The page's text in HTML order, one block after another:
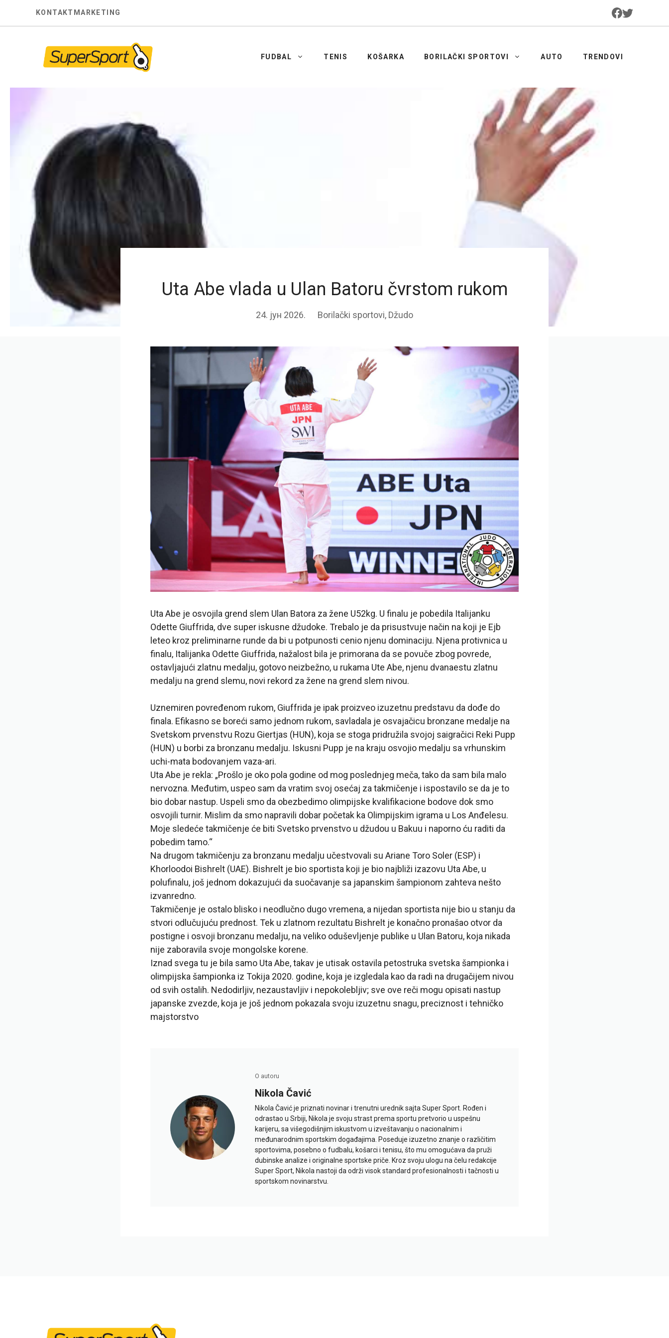
KONTAKT MARKETING
FUDBAL TENIS KOŠARKA BORILAČKI SPORTOVI AUTO TRENDOVI
Uta Abe vlada u Ulan Batoru čvrstom rukom
24. јун 2026. Borilački sportovi, Džudo
Uta Abe je osvojila grend slem Ulan Batora za žene U52kg. U finalu je pobedila Italijanku
Odette Giuffrida, dve super iskusne džudoke. Trebalo je da prisustvuje način na koji je Ejb
leteo kroz preliminarne runde da bi u potpunosti cenio njenu dominaciju. Njena protivnica u
finalu, Italijanka Odette Giuffrida, nažalost bila je primorana da se povuče zbog povrede,
ostavljajući zlatnu medalju, gotovo neizbežno, u rukama Ute Abe, njenu dvanaestu zlatnu
medalju na grend slemu, novi rekord za žene na grend slem nivou.
Uznemiren povređenom rukom, Giuffrida je ipak proizveo izuzetnu predstavu da dođe do
finala. Efikasno se boreći samo jednom rukom, savladala je osvajačicu bronzane medalje na
Svetskom prvenstvu Rozu Giertjas (HUN), koja se stoga pridružila svojoj saigračici Reki Pupp
(HUN) u borbi za bronzanu medalju. Iskusni Pupp je na kraju osvojio medalju sa vrhunskim
uchi-mata bodovanjem vaza-ari.
Uta Abe je rekla: „Prošlo je oko pola godine od mog poslednjeg meča, tako da sam bila malo
nervozna. Međutim, uspeo sam da vratim svoj osećaj za takmičenje i ispostavilo se da je to
bio dobar nastup. Uspeli smo da obezbedimo olimpijske kvalifikacione bodove dok smo
osvojili turnir. Mislim da smo napravili dobar početak ka Olimpijskim igrama u Los Anđelesu.
Moje sledeće takmičenje će biti Svetsko prvenstvo u džudou u Bakuu i naporno ću raditi da
pobedim tamo.“
Na drugom takmičenju za bronzanu medalju učestvovali su Ariane Toro Soler (ESP) i
Khorloodoi Bishrelt (UAE). Bishrelt je bio sportista koji je bio najbliži izazovu Uta Abe, u
polufinalu, još jednom dokazujući da suočavanje sa japanskim šampionom zahteva nešto
izvanredno.
Takmičenje je ostalo blisko i neodlučno dugo vremena, a nijedan sportista nije bio u stanju da
stvori odlučujuću prednost. Tek u zlatnom rezultatu Bishrelt je konačno pronašao otvor da
postigne i osvoji bronzanu medalju, na veliko oduševljenje publike u Ulan Batoru, koja nikada
nije zaboravila svoje mongolske korene.
Iznad svega tu je bila samo Uta Abe, takav je utisak ostavila petostruka svetska šampionka i
olimpijska šampionka iz Tokija 2020. godine, koja je izgledala kao da radi na drugačijem nivou
od svih ostalih. Nedodirljiv, nezaustavljiv i nepokolebljiv; sve ove reči mogu opisati nastup
japanske zvezde, koja je još jednom pokazala svoju izuzetnu snagu, preciznost i tehničko
majstorstvo
O autoru
Nikola Čavić
Nikola Čavić je priznati novinar i trenutni urednik sajta Super Sport. Rođen i
odrastao u Srbiji, Nikola je svoju strast prema sportu pretvorio u uspešnu
karijeru, sa višegodišnjim iskustvom u izveštavanju o nacionalnim i
međunarodnim sportskim događajima. Poseduje izuzetno znanje o različitim
sportovima, posebno o fudbalu, košarci i tenisu, što mu omogućava da pruži
dubinske analize i originalne sportske priče. Kroz svoju ulogu na čelu redakcije
Super Sport, Nikola nastoji da održi visok standard profesionalnosti i tačnosti u
sportskom novinarstvu.